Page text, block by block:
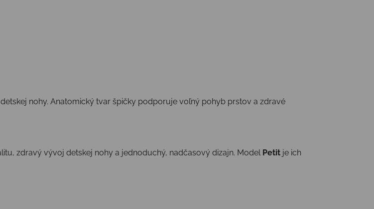
nohy. Anatomický tvar špičky podporuje voľný pohyb prstov a zdravé
zdravý vývoj detskej nohy a jednoduchý, nadčasový dizajn. Model Petit je ich